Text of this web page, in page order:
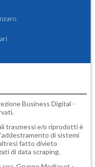
Business Digital -
trasmessi e/o riprodotti è
di sistemi
fatto divieto
di data scraping.